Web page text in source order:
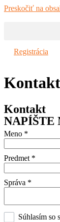
Preskočiť na
Registrácia
Kontakt
Kontakt
NAPÍŠTE
Meno *
Predmet *
Správa *
Súhlasím so